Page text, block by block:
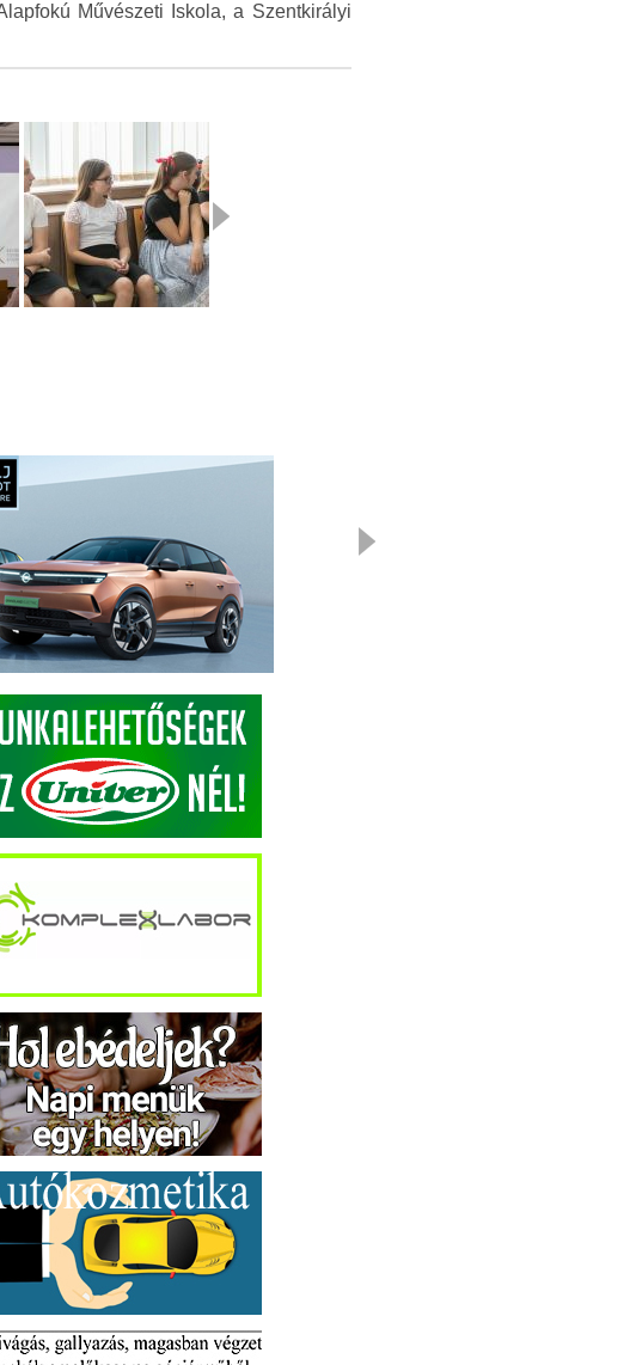
Művészeti Iskola, a Szentkirályi